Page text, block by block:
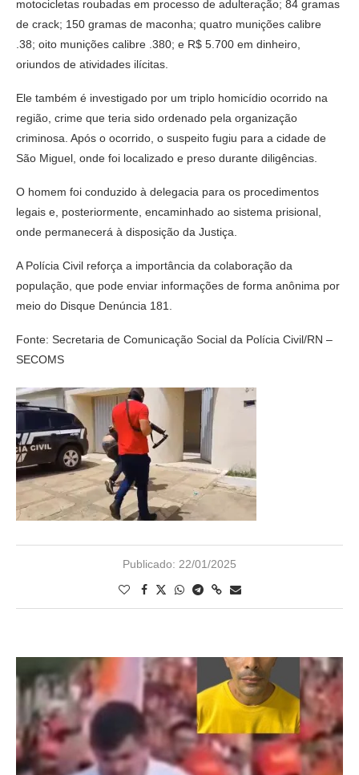
motocicletas roubadas em processo de adulteração; 84 gramas
de crack; 150 gramas de maconha; quatro munições calibre
.38; oito munições calibre .380; e R$ 5.700 em dinheiro,
oriundos de atividades ilícitas.
Ele também é investigado por um triplo homicídio ocorrido na
região, crime que teria sido ordenado pela organização
criminosa. Após o ocorrido, o suspeito fugiu para a cidade de
São Miguel, onde foi localizado e preso durante diligências.
O homem foi conduzido à delegacia para os procedimentos
legais e, posteriormente, encaminhado ao sistema prisional,
onde permanecerá à disposição da Justiça.
A Polícia Civil reforça a importância da colaboração da
população, que pode enviar informações de forma anônima por
meio do Disque Denúncia 181.
Fonte: Secretaria de Comunicação Social da Polícia Civil/RN –
SECOMS
Publicado: 22/01/2025